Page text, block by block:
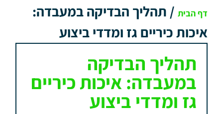
דף הבית / תהליך הבדיקה במעבדה:
איכות כיריים גז ומדדי ביצוע
תהליך הבדיקה
במעבדה: איכות כיריים
גז ומדדי ביצוע